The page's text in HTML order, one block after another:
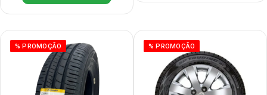
% PROMOÇÃO % PROMOÇÃO